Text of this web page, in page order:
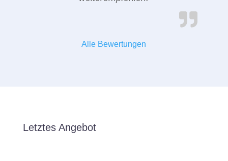
Alle Bewertungen
Letztes Angebot